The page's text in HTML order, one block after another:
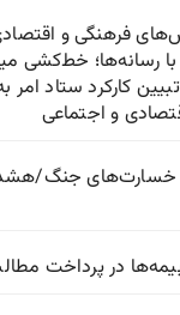
فرهنگی و اقتصادی
رسانه‌ها؛ خط‌کشی
کارکرد ستاد امر
و اجتماعی
۷۰ درصد خسارت‌های
در پرداخت